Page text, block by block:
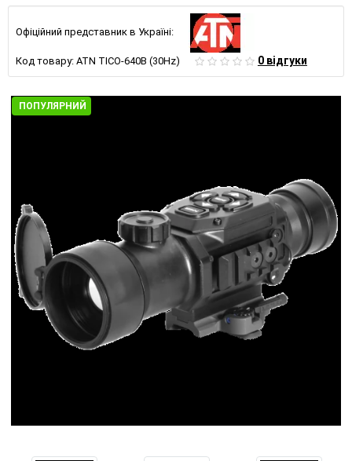
Офіційний представник в Україні:
Код товару: ATN TICO-640B (30Hz) 0 відгуки
ПОПУЛЯРНИЙ